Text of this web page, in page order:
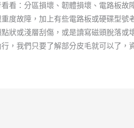
看：分區損壞、韌體損壞、電路板
度故障，加上有些電路板或硬碟型
狀或淺層刮傷，或是讀寫磁頭脫落
，我們只要了解部分皮毛就可以了，